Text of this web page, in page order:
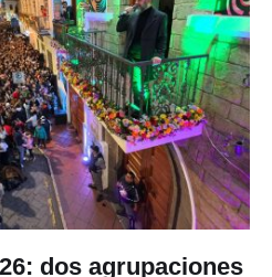
dos agrupaciones